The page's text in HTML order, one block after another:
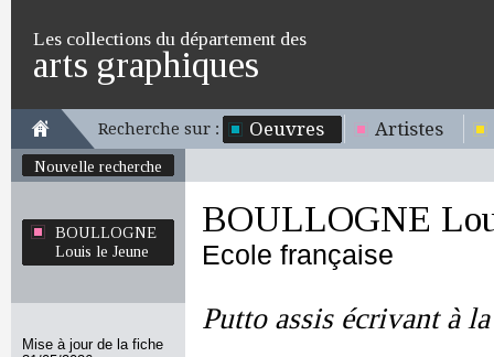
Les collections du département des
arts graphiques
Recherche sur : Oeuvres Artistes
Nouvelle recherche
BOULLOGNE
Louis le Jeune
Mise à jour de la fiche
BOULLOGNE
Ecole française
Putto assis écrivant à